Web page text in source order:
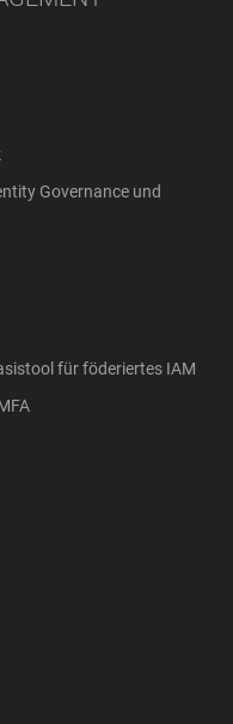
Governance und
für föderiertes IAM